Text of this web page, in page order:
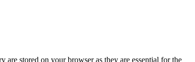
are stored on your browser as they are essential for the